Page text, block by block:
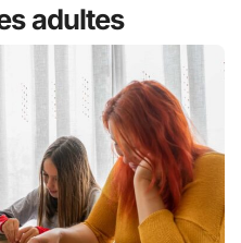
adultes